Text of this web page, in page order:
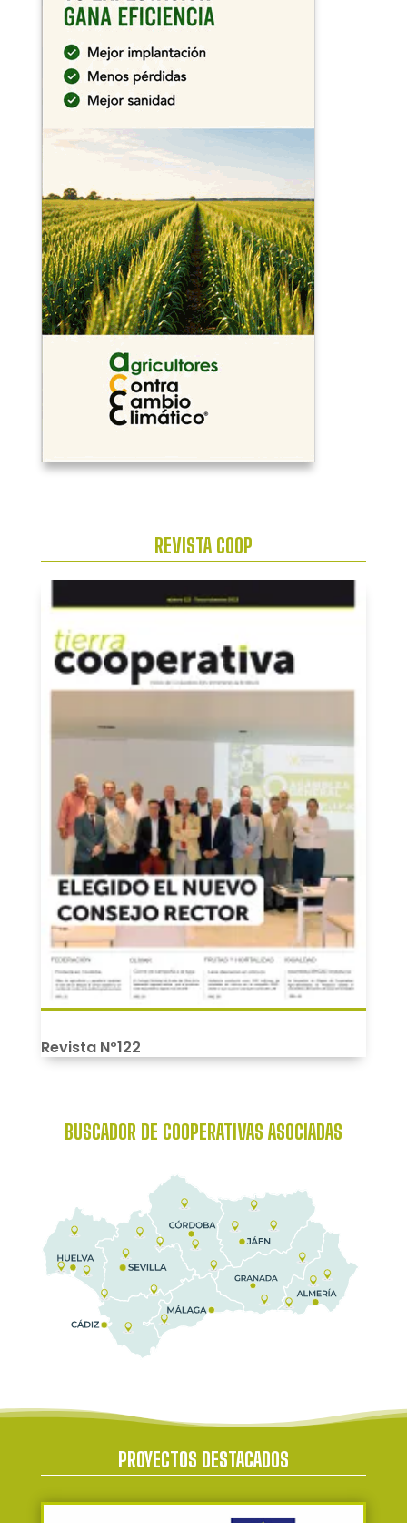
REVISTA COOP
Revista Nº122
BUSCADOR DE COOPERATIVAS ASOCIADAS
PROYECTOS DESTACADOS